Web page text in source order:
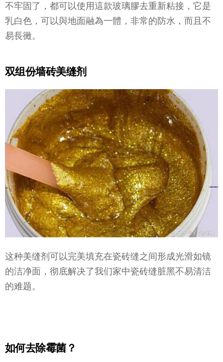
不牢固了，都可以使用這款玻璃膠去重新粘接，它是
乳白色，可以與地面融為一體，非常的防水，而且不
易長黴。
双组份墙砖美缝剂
这种美缝剂可以完美填充在瓷砖缝之间形成光滑如镜
的洁净面，彻底解决了我们家中瓷砖缝脏黑不易清洁
的难题。
如何去除霉菌？